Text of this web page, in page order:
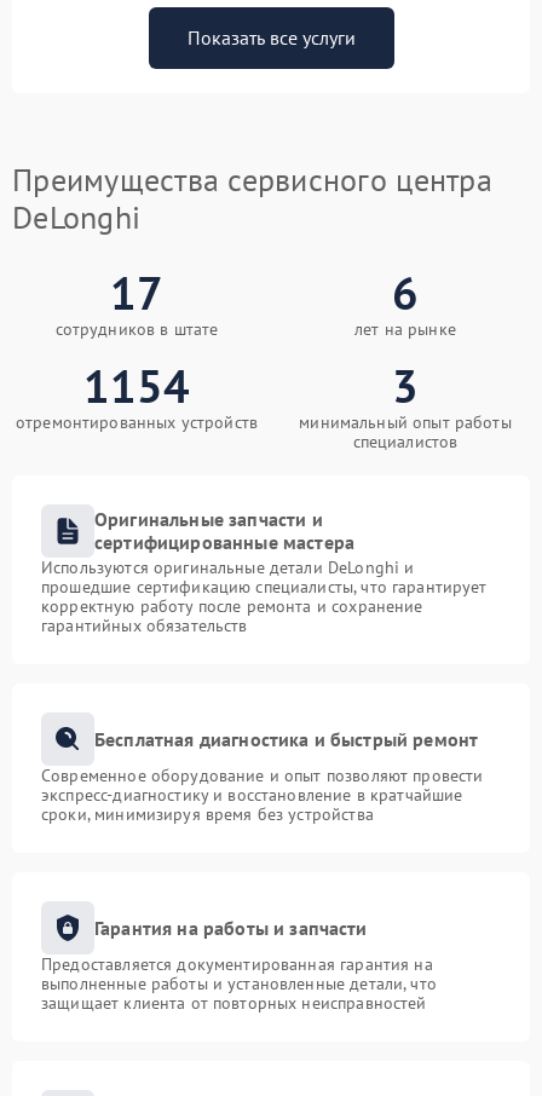
Показать все услуги
Преимущества сервисного центра
DeLonghi
17
сотрудников в штате
6
лет на рынке
1154
отремонтированных устройств
3
минимальный опыт работы
специалистов
Оригинальные запчасти и
сертифицированные мастера
Используются оригинальные детали DeLonghi и
прошедшие сертификацию специалисты, что гарантирует
корректную работу после ремонта и сохранение
гарантийных обязательств
Бесплатная диагностика и быстрый ремонт
Современное оборудование и опыт позволяют провести
экспресс-диагностику и восстановление в кратчайшие
сроки, минимизируя время без устройства
Гарантия на работы и запчасти
Предоставляется документированная гарантия на
выполненные работы и установленные детали, что
защищает клиента от повторных неисправностей